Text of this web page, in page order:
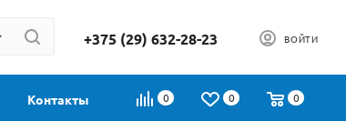
+375 (29) 632-28-23 ВОЙТИ
0 0 0
Контакты